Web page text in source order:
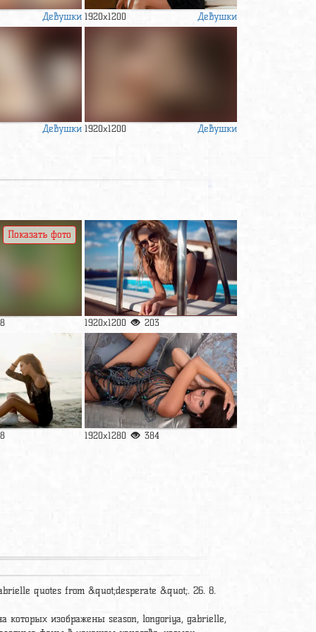
Девушки 1920x1200 Девушки
Девушки 1920x1200 Девушки
Показать фото
1920x1200 203
1920x1280 384
quotes from &quot;desperate &quot;. 26. 8.
которых изображены season, longoriya, gabrielle,